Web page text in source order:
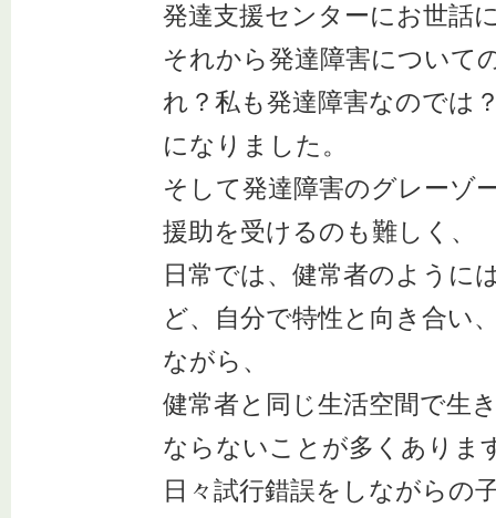
発達支援センターにお世話
それから発達障害について
れ？私も発達障害なのでは
になりました。
そして発達障害のグレーゾ
援助を受けるのも難しく、
日常では、健常者のように
ど、自分で特性と向き合い
ながら、
健常者と同じ生活空間で生
ならないことが多くありま
日々試行錯誤をしながらの